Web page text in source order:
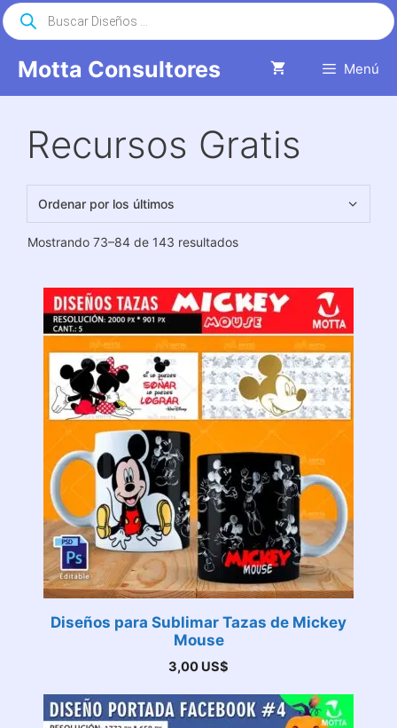
Saltar
al
Motta Consultores Menú
Búsqueda
de
productos
Recursos Gratis
Mostrando 73–84 de 143 resultadosOrdenado
últimos
Diseños para Sublimar Tazas de Mickey
Mouse
3,00 US$